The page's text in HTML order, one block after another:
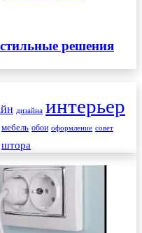
решения
дизайна интерьер
мебель обои оформление совет
штора